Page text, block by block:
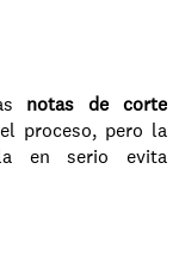
notas de corte
proceso, pero la
en serio evita